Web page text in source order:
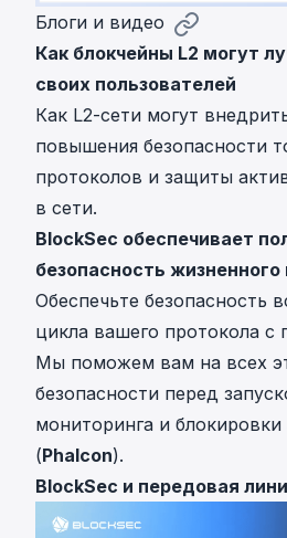
Блоги и видео
Как блокчейны L2 могут
своих пользователей
Как L2-сети могут
повышения безопасности
протоколов и защиты
в сети.
BlockSec обеспечивает
безопасность жизненного
Обеспечьте безопасность
цикла вашего протокола
Мы поможем вам на всех
безопасности перед
мониторинга и блокировки
(Phalcon).
BlockSec и передовая